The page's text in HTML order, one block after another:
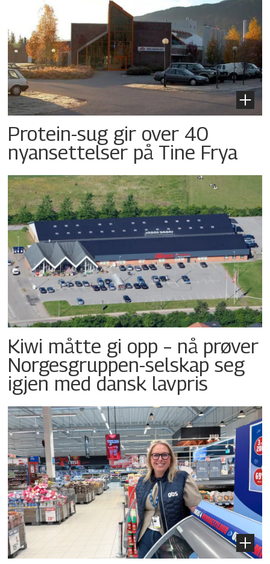
Protein-sug gir over 40
nyansettelser på Tine Frya
Kiwi måtte gi opp – nå prøver
Norgesgruppen-selskap seg
igjen med dansk lavpris